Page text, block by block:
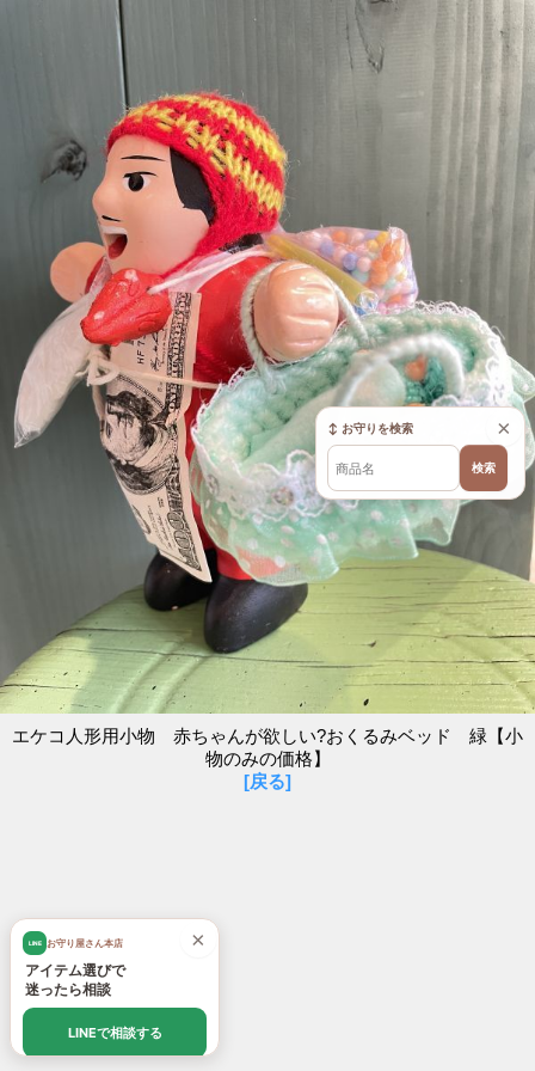
エケコ人形用小物 赤ちゃんが欲しい?おくるみベッド 緑【小
物のみの価格】
[戻る]
×
LINE お守り屋さん本店
アイテム選びで
迷ったら相談
LINEで相談する
×
↕ お守りを検索
検索